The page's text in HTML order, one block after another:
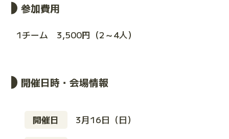
参加費用
1チーム 3,500円（2～4人）
開催日時・会場情報
開催日 3月16日（日）